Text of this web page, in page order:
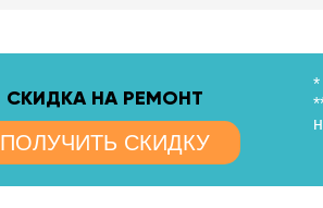
CКИДКА НА РЕМОНТ
ПОЛУЧИТЬ СКИДКУ
*